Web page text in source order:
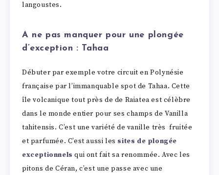
langoustes.
A ne pas manquer pour une plongée
d’exception : Tahaa
Débuter par exemple votre circuit en Polynésie
française par l’immanquable spot de Tahaa. Cette
île volcanique tout près de de Raiatea est célèbre
dans le monde entier pour ses champs de Vanilla
tahitensis. C’est une variété de vanille très fruitée
et parfumée. C’est aussi les sites de plongée
exceptionnels qui ont fait sa renommée. Avec les
pitons de Céran, c’est une passe avec une